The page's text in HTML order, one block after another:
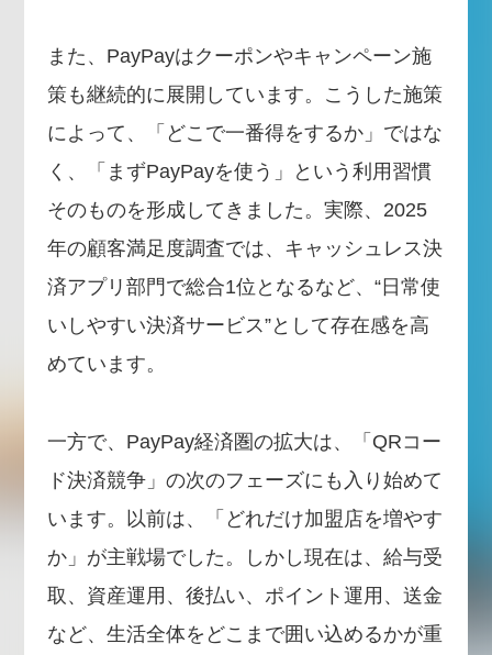
また、PayPayはクーポンやキャンペーン施
策も継続的に展開しています。こうした施策
によって、「どこで一番得をするか」ではな
く、「まずPayPayを使う」という利用習慣
そのものを形成してきました。実際、2025
年の顧客満足度調査では、キャッシュレス決
済アプリ部門で総合1位となるなど、“日常使
いしやすい決済サービス”として存在感を高
めています。
一方で、PayPay経済圏の拡大は、「QRコー
ド決済競争」の次のフェーズにも入り始めて
います。以前は、「どれだけ加盟店を増やす
か」が主戦場でした。しかし現在は、給与受
取、資産運用、後払い、ポイント運用、送金
など、生活全体をどこまで囲い込めるかが重